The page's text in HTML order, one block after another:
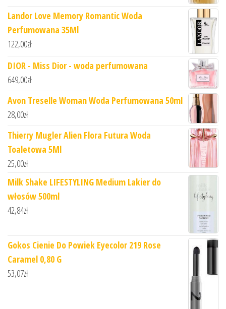
Landor Love Memory Romantic Woda
Perfumowana 35Ml
122,00zł
DIOR - Miss Dior - woda perfumowana
649,00zł
Avon Treselle Woman Woda Perfumowana 50ml
28,00zł
Thierry Mugler Alien Flora Futura Woda
Toaletowa 5Ml
25,00zł
Milk Shake LIFESTYLING Medium Lakier do
włosów 500ml
42,84zł
Gokos Cienie Do Powiek Eyecolor 219 Rose
Caramel 0,80 G
53,07zł